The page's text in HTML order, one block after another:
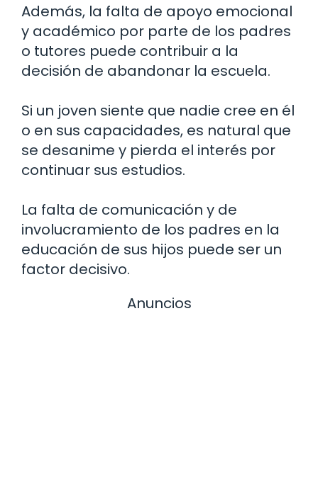
Además, la falta de apoyo emocional
y académico por parte de los padres
o tutores puede contribuir a la
decisión de abandonar la escuela.
Si un joven siente que nadie cree en él
o en sus capacidades, es natural que
se desanime y pierda el interés por
continuar sus estudios.
La falta de comunicación y de
involucramiento de los padres en la
educación de sus hijos puede ser un
factor decisivo.
Anuncios